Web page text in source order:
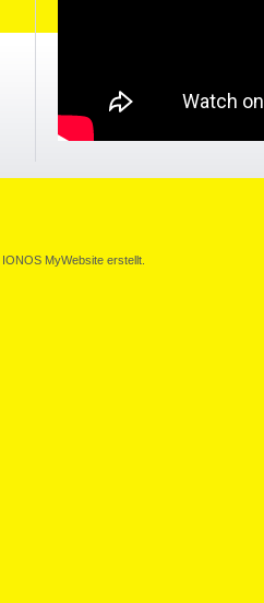
IONOS MyWebsite erstellt.